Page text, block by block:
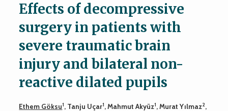
Effects of decompressive
surgery in patients with
severe traumatic brain
injury and bilateral non-
reactive dilated pupils
Ethem Göksu1, Tanju Uçar1, Mahmut Akyüz1, Murat Yılmaz2,